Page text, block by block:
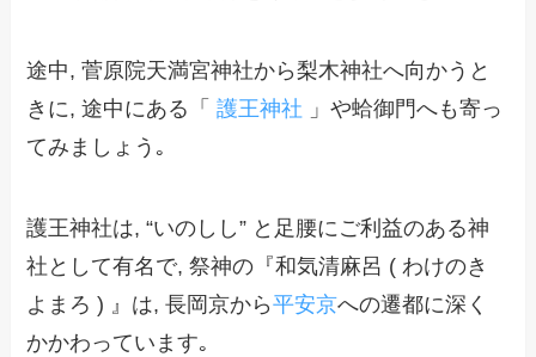
途中, 菅原院天満宮神社から梨木神社へ向かうと
きに, 途中にある「護王神社 」や蛤御門へも寄っ
てみましょう｡
護王神社は, “いのしし” と足腰にご利益のある神
社として有名で, 祭神の『和気清麻呂 ( わけのき
よまろ ) 』は, 長岡京から平安京への遷都に深く
かかわっています｡